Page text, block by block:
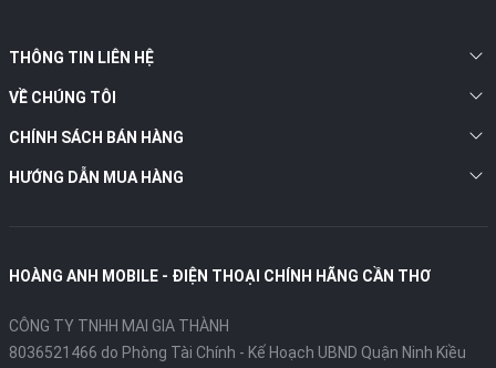
THÔNG TIN LIÊN HỆ
VỀ CHÚNG TÔI
CHÍNH SÁCH BÁN HÀNG
HƯỚNG DẪN MUA HÀNG
HOÀNG ANH MOBILE - ĐIỆN THOẠI CHÍNH HÃNG CẦN THƠ
CÔNG TY TNHH MAI GIA THÀNH
8036521466 do Phòng Tài Chính - Kế Hoạch UBND Quận Ninh Kiều